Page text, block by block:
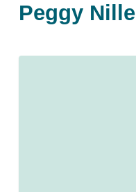
Peggy Nille